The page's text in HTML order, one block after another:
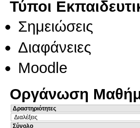
Τύποι
Σημειώσεις
Διαφάνειες
Moodle
Οργάνωση
Δραστηριότητες
Διαλέξεις
Σύνολο